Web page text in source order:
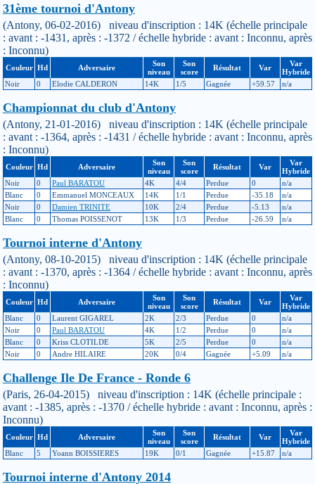
31ème tournoi d'Antony
(Antony, 06-02-2016) niveau d'inscription : 14K (échelle principale
: avant : -1431, après : -1372 / échelle hybride : avant : Inconnu, après
: Inconnu)
Couleur Hd Adversaire
Son
niveau
Son
score
Résultat Var
Var
Hybride
Noir
0 Elodie CALDERON 14K 1/5 Gagnée +59.57 n/a
Championnat du club d'Antony
(Antony, 21-01-2016) niveau d'inscription : 14K (échelle principale
: avant : -1364, après : -1431 / échelle hybride : avant : Inconnu, après
: Inconnu)
Couleur Hd Adversaire
Son
niveau
Son
score
Résultat Var
Var
Hybride
Noir
0 Paul BARATOU 4K 4/4 Perdue 0
n/a
Blanc
0 Emmanuel MONCEAUX 14K 1/1 Perdue -35.18
n/a
Noir
0 Damien TRINITE 10K 2/4 Perdue -5.13
n/a
Blanc
0 Thomas POISSENOT 13K 1/3 Perdue -26.59 n/a
Tournoi interne d'Antony
(Antony, 08-10-2015) niveau d'inscription : 14K (échelle principale
: avant : -1370, après : -1364 / échelle hybride : avant : Inconnu, après
: Inconnu)
Couleur Hd Adversaire
Son
niveau
Son
score
Résultat Var
Var
Hybride
Blanc
0 Laurent GIGAREL 2K 2/3 Perdue 0
n/a
Noir
0 Paul BARATOU 4K 1/2 Perdue 0
n/a
Blanc
0 Kriss CLOTILDE 5K 2/5 Perdue 0
n/a
Noir
0 Andre HILAIRE 20K 0/4 Gagnée +5.09 n/a
Challenge Ile De France - Ronde 6
(Paris, 26-04-2015) niveau d'inscription : 14K (échelle principale :
avant : -1385, après : -1370 / échelle hybride : avant : Inconnu, après :
Inconnu)
Couleur Hd Adversaire
Son
niveau
Son
score
Résultat Var
Var
Hybride
Blanc
5 Yoann BOISSIERES 19K 0/1 Gagnée +15.87 n/a
Tournoi interne d'Antony 2014